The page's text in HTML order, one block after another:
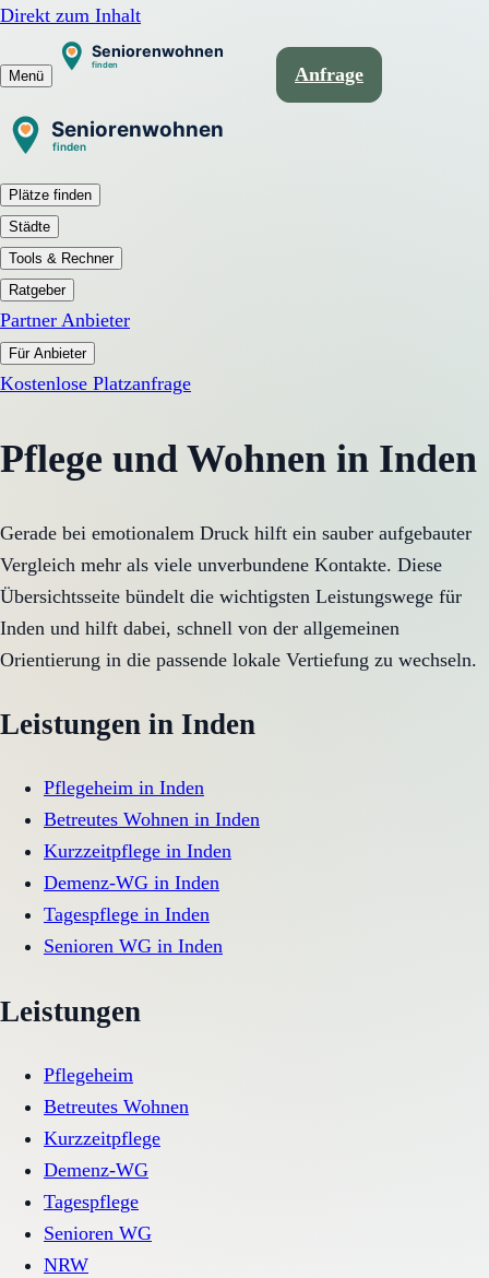
Direkt zum Inhalt
Menü Anfrage
Plätze finden
Städte
Tools & Rechner
Ratgeber
Partner Anbieter
Für Anbieter
Kostenlose Platzanfrage
Pflege und Wohnen in Inden
Gerade bei emotionalem Druck hilft ein sauber aufgebauter
Vergleich mehr als viele unverbundene Kontakte. Diese
Übersichtsseite bündelt die wichtigsten Leistungswege für
Inden und hilft dabei, schnell von der allgemeinen
Orientierung in die passende lokale Vertiefung zu wechseln.
Leistungen in Inden
Pflegeheim in Inden
Betreutes Wohnen in Inden
Kurzzeitpflege in Inden
Demenz-WG in Inden
Tagespflege in Inden
Senioren WG in Inden
Leistungen
Pflegeheim
Betreutes Wohnen
Kurzzeitpflege
Demenz-WG
Tagespflege
Senioren WG
NRW